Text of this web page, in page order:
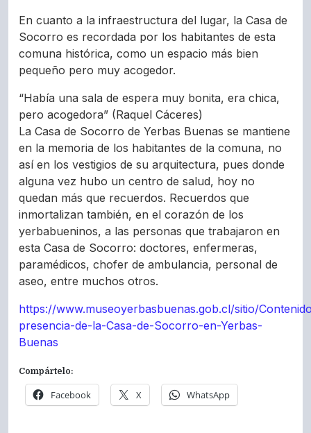
En cuanto a la infraestructura del lugar, la Casa de
Socorro es recordada por los habitantes de esta
comuna histórica, como un espacio más bien
pequeño pero muy acogedor.
“Había una sala de espera muy bonita, era chica,
pero acogedora” (Raquel Cáceres)
La Casa de Socorro de Yerbas Buenas se mantiene
en la memoria de los habitantes de la comuna, no
así en los vestigios de su arquitectura, pues donde
alguna vez hubo un centro de salud, hoy no
quedan más que recuerdos. Recuerdos que
inmortalizan también, en el corazón de los
yerbabueninos, a las personas que trabajaron en
esta Casa de Socorro: doctores, enfermeras,
paramédicos, chofer de ambulancia, personal de
aseo, entre muchos otros.
https://www.museoyerbasbuenas.gob.cl/sitio/
presencia-de-la-Casa-de-Socorro-en-Yerbas-
Buenas
Compártelo:
Facebook X WhatsApp